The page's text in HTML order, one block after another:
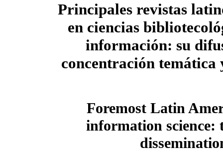
Principales revistas
en ciencias
información: su
concentración temática
Foremost Latin
information science: